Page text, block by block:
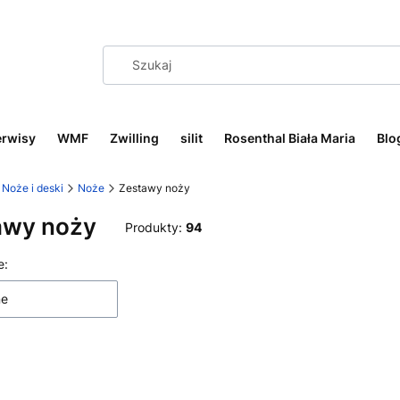
WMF Zwilling silit Rosenthal Biała Maria
Noże i deski Noże Zestawy noży
noży Produkty: 94